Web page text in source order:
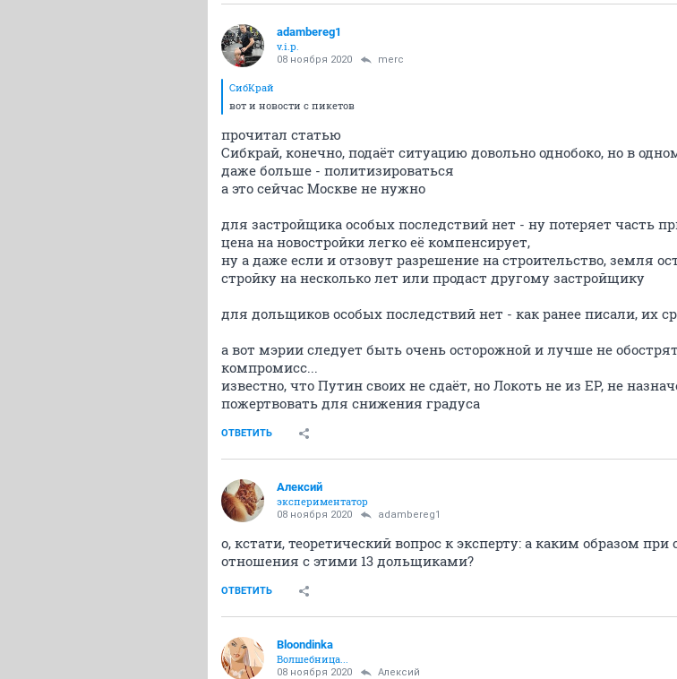
adambereg1
v.i.p.
08 ноября 2020 merc
СибКрай
вот и новости с пикетов
прочитал статью
Сибкрай, конечно, подаёт ситуацию довольно однобоко, но в
даже больше - политизироваться
а это сейчас Москве не нужно
для застройщика особых последствий нет - ну потеряет часть
цена на новостройки легко её компенсирует,
ну а даже если и отзовут разрешение на строительство, земля
стройку на несколько лет или продаст другому застройщику
для дольщиков особых последствий нет - как ранее писали, их
а вот мэрии следует быть очень осторожной и лучше не
компромисс...
известно, что Путин своих не сдаёт, но Локоть не из ЕР, не
пожертвовать для снижения градуса
ОТВЕТИТЬ
Алексий
экспериментатор
08 ноября 2020 adambereg1
о, кстати, теоретический вопрос к эксперту: а каким образом
отношения с этими 13 дольщиками?
ОТВЕТИТЬ
Bloondinka
Волшебница...
08 ноября 2020 Алексий